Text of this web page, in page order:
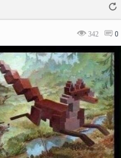
Отмена Отправить
342 0